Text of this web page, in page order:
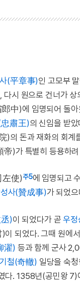
(平章事)인 고모부
다시 원으로 건너가
中)에 임명되어 돌
忠肅王)의 신임을 받
)의 돈과 재화의 회계
)가 특별히 등용하
左使)주5에 임명되고
사(贊成事)가 되었
)이 되었다가 곧우
되었다. 그때 원에
濯) 등과 함께 군사
기철(奇轍) 일당을 숙
다. 1358년(공민왕 7)